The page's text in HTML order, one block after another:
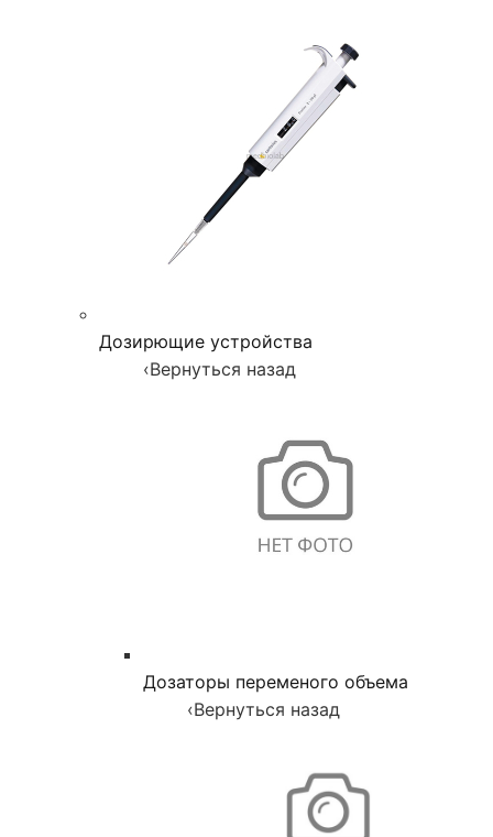
Дозирющие устройства
‹Вернуться назад
Дозаторы переменого объема
‹Вернуться назад